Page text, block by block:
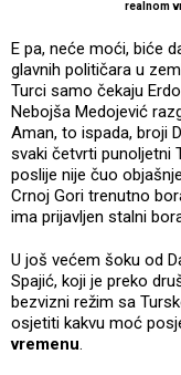
realnom
E pa, neće moći, biće
glavnih političara u
Turci samo čekaju
Nebojša Medojević
Aman, to ispada, broji
svaki četvrti punoljetni
poslije nije čuo
Crnoj Gori trenutno
ima prijavljen stalni
U još većem šoku od
Spajić, koji je preko
bezvizni režim sa
osjetiti kakvu moć
vremenu.